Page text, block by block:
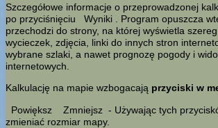
Szczegółowe informacje o przeprowadzonej
po przyciśnięciu
Wyniki
. Program opuszcza
przechodzi do strony, na której wyświetla
wycieczek, zdjęcia, linki do innych stron
wybrane szlaki, a nawet prognozę pogody i
internetowych.
Kalkulację na mapie wzbogacają przyciski w
Powiększ
Zmniejsz - Używając tych
zmieniać rozmiar mapy.